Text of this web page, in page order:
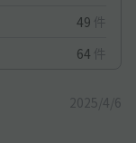
49 件
64 件
2025/4/6